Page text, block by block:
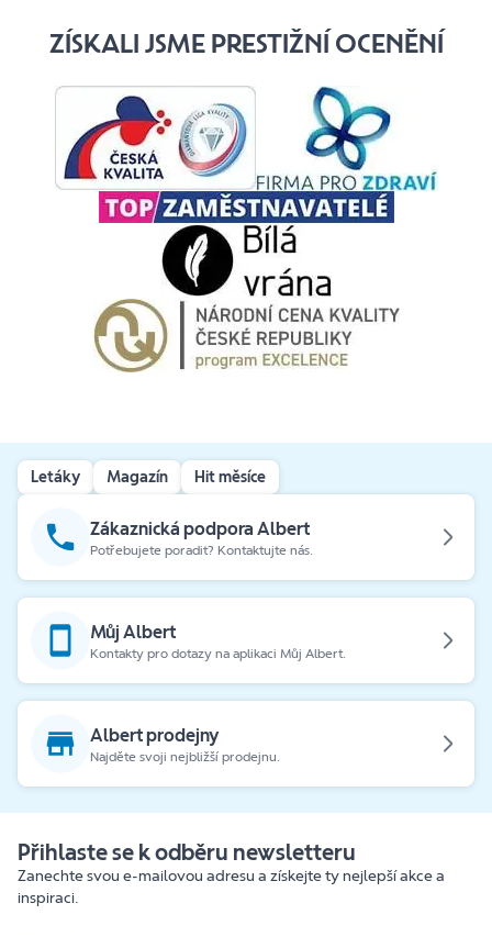
ZÍSKALI JSME PRESTIŽNÍ OCENĚNÍ
Letáky Magazín Hit měsíce
Zákaznická podpora Albert
Potřebujete poradit? Kontaktujte nás.
Můj Albert
Kontakty pro dotazy na aplikaci Můj Albert.
Albert prodejny
Najděte svoji nejbližší prodejnu.
Přihlaste se k odběru newsletteru
Zanechte svou e-mailovou adresu a získejte ty nejlepší akce a
inspiraci.